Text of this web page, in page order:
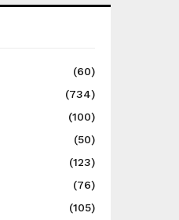
(60)
(734)
(100)
(50)
(123)
(76)
(105)